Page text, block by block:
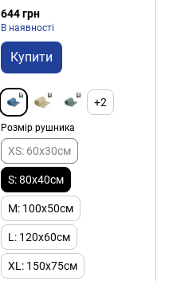
644 грн
В наявності
Купити
+2
Розмір рушника
XS: 60x30см
S: 80x40см
M: 100x50см
L: 120x60см
XL: 150x75см